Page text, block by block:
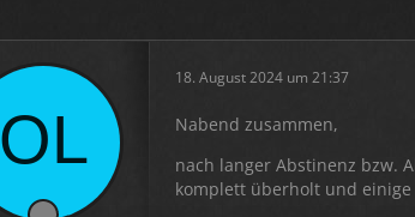
18. August 2024 um 21:37
Nabend zusammen,
nach langer Abstinenz bzw.
komplett überholt und